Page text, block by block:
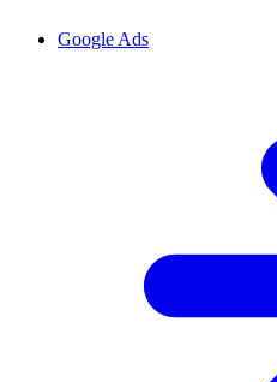
Google Ads